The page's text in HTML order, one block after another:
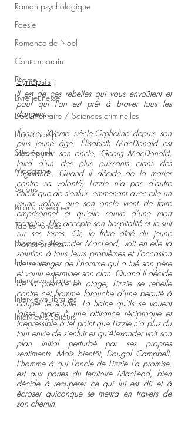
Roman psychologique
Poésie
Romance de Noël
Contemporain
Drame
Livre jeunesse
Documentaire / Sciences criminelles
Hors champ
Steampunk
Magazine
Salons
Bilans livresques
Tables rondes
Noires Brumes
Interviews
Interviews d'auteurs
Interviews libraires
Interviews Editeurs
Synopsis :
Il est de ces rebelles qui vous envoûtent et
pour qui l’on est prêt à braver tous les
dangers…
Écosse, XVème siècle.Orpheline depuis son
plus jeune âge, Élisabeth MacDonald est
élevée par son oncle, Georg MacDonald,
laird d’un des plus puissants clans des
Highlands. Quand il décide de la marier
contre sa volonté, Lizzie n’a pas d’autre
choix que de s’enfuir, emmenant avec elle un
jeune voleur que son oncle vient de faire
emprisonner et qu’elle sauve d’une mort
certaine. Elle accepte son hospitalité et le suit
sur ses terres. Or, le frère aîné du jeune
homme, Alexander MacLeod, voit en elle la
solution à tous leurs problèmes et l’occasion
de se venger de l’homme qui a tué son père
et voulu exterminer son clan. Quand il décide
de la prendre en otage, Lizzie se rebelle
contre cet homme farouche d’une beauté à
couper le souffle. La haine qu’ils se vouent
laisse place à une attirance réciproque et
irrépressible à tel point que Lizzie n’a plus du
tout envie de s’enfuir et qu’Alexander voit son
plan initial perturbé par ses propres
sentiments. Mais bientôt, Dougal Campbell,
l’homme à qui l’oncle de Lizzie l’a promise,
est aux portes du territoire MacLeod, bien
décidé à récupérer ce qui lui est dû et à
écraser quiconque se mettra en travers de
son chemin.